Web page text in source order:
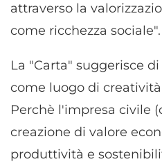
attraverso la
come ricchezza sociale".
La "Carta" suggerisce
come luogo di
Perchè l'impresa civile
creazione di valore
produttività e